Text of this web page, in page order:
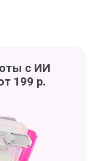
с ИИ
199 р.